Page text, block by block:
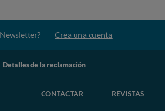
Crea una cuenta
Detalles de la reclamación
CONTACTAR REVISTAS